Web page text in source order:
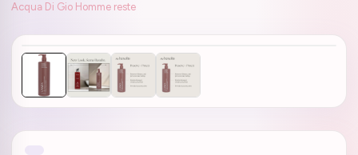
Acqua Di Gio Homme reste